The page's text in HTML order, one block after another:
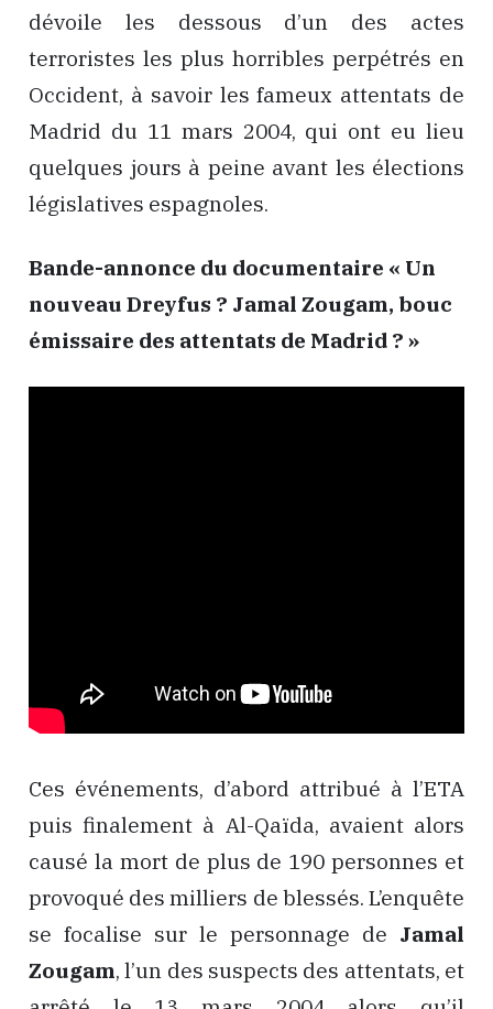
dévoile les dessous d’un des actes
terroristes les plus horribles perpétrés en
Occident, à savoir les fameux attentats de
Madrid du 11 mars 2004, qui ont eu lieu
quelques jours à peine avant les élections
législatives espagnoles.
Bande-annonce du documentaire « Un
nouveau Dreyfus ? Jamal Zougam, bouc
émissaire des attentats de Madrid ? »
Ces événements, d’abord attribué à l’ETA
puis finalement à Al-Qaïda, avaient alors
causé la mort de plus de 190 personnes et
provoqué des milliers de blessés. L’enquête
se focalise sur le personnage de Jamal
Zougam, l’un des suspects des attentats, et